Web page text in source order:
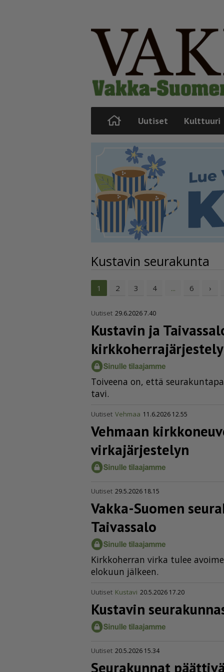
Uutiset Kulttuuri
Kustavin seurakunta
1 2 3 4 ... 6 ›
Uutiset 29.6.2026 7.40
Kustavin ja
Toi­vee­na on, et­tä
ta­vi.
Uutiset Vehmaa 11.6.2026 12.55
Vehmaan
virka­jär­jes­telyn
Uutiset 29.5.2026 18.15
Vakka-Suomen
Taivassalo
Kirk­ko­her­ran vir­ka tu­lee
elo­kuun jäl­keen.
Uutiset Kustavi 20.5.2026 17.20
Kustavin
Uutiset 20.5.2026 15.34
Seurakunnat